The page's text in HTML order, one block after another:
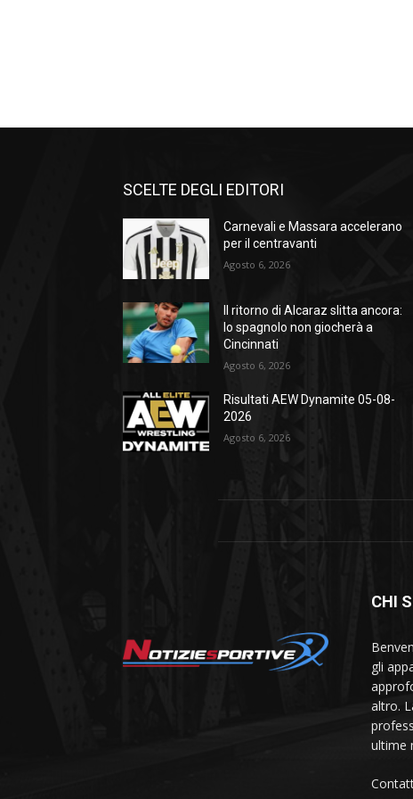
SCELTE DEGLI EDITORI
Carnevali e Massara accelerano
per il centravanti
Agosto 6, 2026
Il ritorno di Alcaraz slitta ancora:
lo spagnolo non giocherà a
Cincinnati
Agosto 6, 2026
Risultati AEW Dynamite 05-08-
2026
Agosto 6, 2026
CHI
gli
altro.
ultime